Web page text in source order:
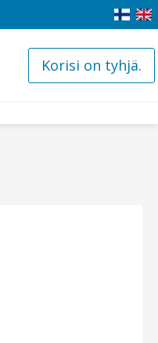
Korisi on tyhjä.